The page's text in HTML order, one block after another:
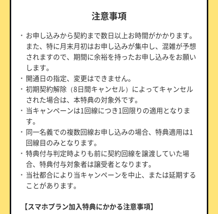
注意事項
お申し込みから契約まで数日以上お時間がかかります。
また、特に月末月初はお申し込みが集中し、混雑が予想
されますので、期間に余裕を持ったお申し込みをお願い
します。
開通日の指定、変更はできません。
初期契約解除（8日間キャンセル）によってキャンセル
された場合は、本特典の対象外です。
当キャンペーンは1回線につき1回限りの適用となりま
す。
同一名義での複数回線お申し込みの場合、特典適用は1
回線目のみとなります。
特典付与判定時よりも前に契約回線を譲渡していた場
合、特典付与対象者は譲受者となります。
当社都合により当キャンペーンを中止、または延期する
ことがあります。
【スマホプラン加入特典にかかる注意事項】